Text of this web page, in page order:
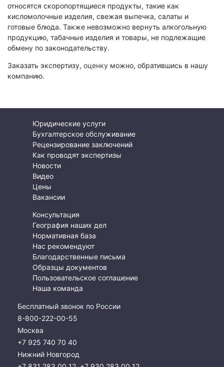
относятся скоропортящиеся продукты, такие как
кисломолочные изделия, свежая выпечка, салаты и
готовые блюда. Также невозможно вернуть алкогольную
продукцию, табачные изделия и товары, не подлежащие
обмену по законодательству.
Заказать экспертизу, оценку можно, обратившись в нашу
компанию.
Юридические услуги
Бухгалтерское обслуживание
Рецензирование заключений
Как проводят экспертизы
Новости
Видео
Цены
Вакансии
Консультация
География наших дел
Нормативная база
Нас рекомендуют
Благодарственные письма
Образцы документов
Пользовательское соглашение
Наша команда
Бесплатный звонок по России
8-800-222-00-55
Москва
+7 925 740 70 40
Нижний Новгород